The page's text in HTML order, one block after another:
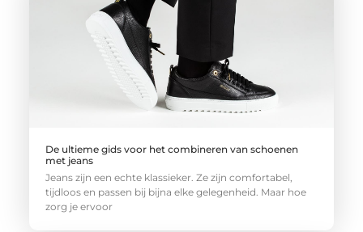
De ultieme gids voor het combineren van schoenen
met jeans
Jeans zijn een echte klassieker. Ze zijn comfortabel,
tijdloos en passen bij bijna elke gelegenheid. Maar hoe
zorg je ervoor